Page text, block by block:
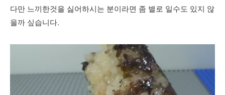
다만 느끼한것을 싫어하시는 분이라면 좀 별로 일수도 있지 않
을까 싶습니다.